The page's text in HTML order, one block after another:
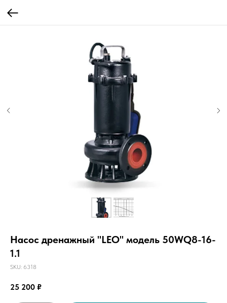
Насос дренажный "LEO" модель 50WQ8-16-
1.1
SKU: 6318
25 200 ₽